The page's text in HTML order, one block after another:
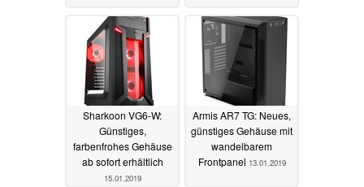
Sharkoon VG6-W:
Günstiges,
farbenfrohes Gehäuse
ab sofort erhältlich
15.01.2019
Armis AR7 TG: Neues,
günstiges Gehäuse mit
wandelbarem
Frontpanel 13.01.2019